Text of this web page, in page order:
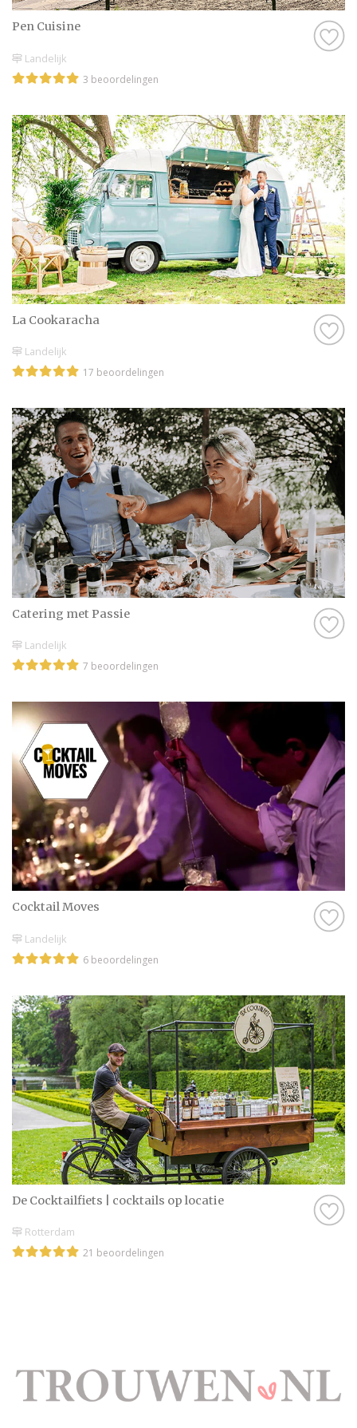
Pen Cuisine
Landelijk
3 beoordelingen
La Cookaracha
Landelijk
17 beoordelingen
Catering met Passie
Landelijk
7 beoordelingen
Cocktail Moves
Landelijk
6 beoordelingen
De Cocktailfiets | cocktails op locatie
Rotterdam
21 beoordelingen